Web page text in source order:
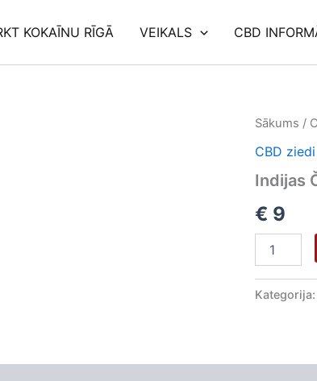
KOKAĪNU RĪGĀ VEIKALS CBD
Sākums /
CBD ziedi
Indijas
€ 9
Indijas
īpaši
6
Kategorija: